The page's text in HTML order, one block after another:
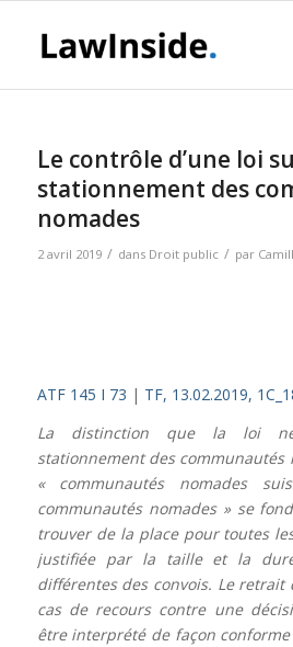
Le contrôle d’une loi
stationnement des
nomades
2 avril 2019 / dans Droit public / par
ATF 145 I 73 | TF, 13.02.2019,
La distinction que la loi
stationnement des
« communautés nomades
communautés nomades » se
trouver de la place pour toutes
justifiée par la taille et la
différentes des convois. Le retrait
cas de recours contre une
être interprété de façon